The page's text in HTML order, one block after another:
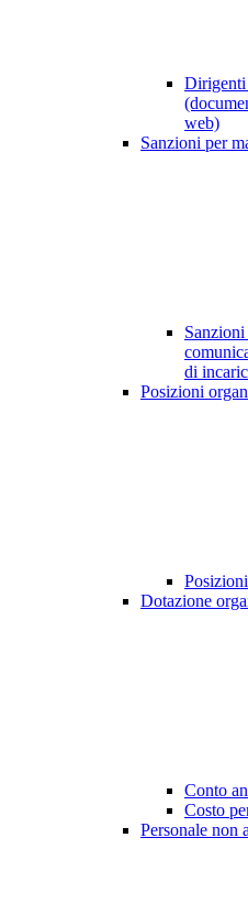
Dirigenti
web)
Sanzioni per
di
Posizioni
Dotazione
Conto
Costo
Personale non